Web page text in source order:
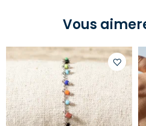
Vous
Ajouter
à
votre
liste